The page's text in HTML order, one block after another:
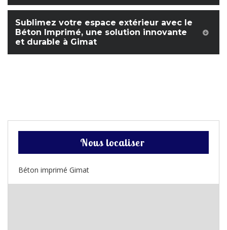
Sublimez votre espace extérieur avec le
Béton Imprimé, une solution innovante
et durable à Gimat
Nous localiser
Béton imprimé Gimat